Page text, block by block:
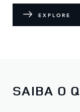
EXPLORE
SAIBA O